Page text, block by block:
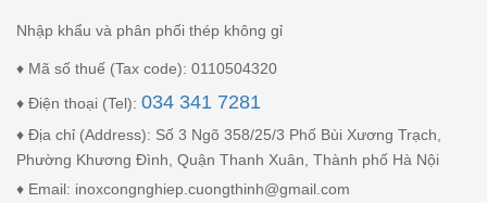
Nhập khẩu và phân phối thép không gỉ
♦ Mã số thuế (Tax code): 0110504320
♦ Điện thoại (Tel): 034 341 7281
♦ Địa chỉ (Address): Số 3 Ngõ 358/25/3 Phố Bùi Xương Trạch,
Phường Khương Đình, Quận Thanh Xuân, Thành phố Hà Nội
♦ Email: inoxcongnghiep.cuongthinh@gmail.com